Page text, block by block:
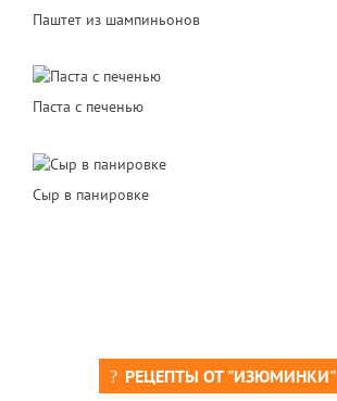
Паштет из шампиньонов
Паста с печенью
Сыр в панировке
РЕЦЕПТЫ ОТ "ИЗЮМИНКИ"